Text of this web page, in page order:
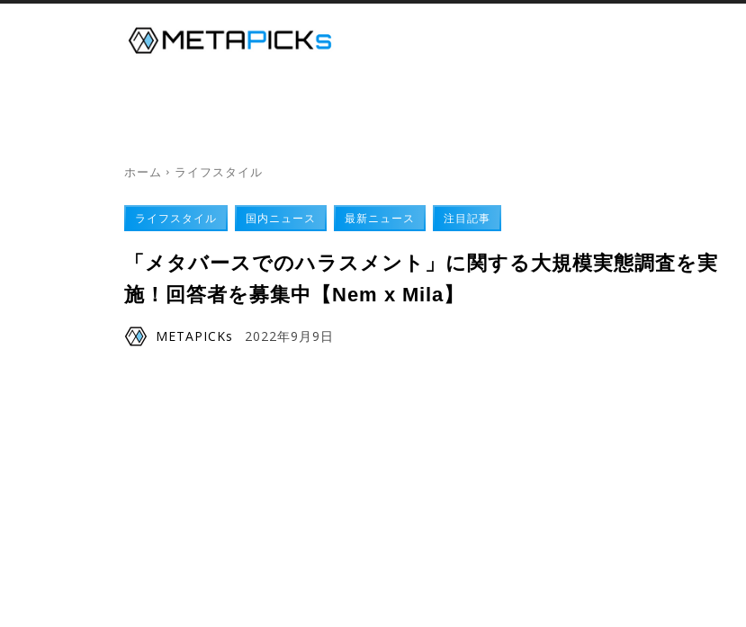
ホーム ライフスタイル
ライフスタイル 国内ニュース 最新ニュース 注目記事
「メタバースでのハラスメント」に関する大規模実態調査を実
施！回答者を募集中【Nem x Mila】
METAPICKs 2022年9月9日